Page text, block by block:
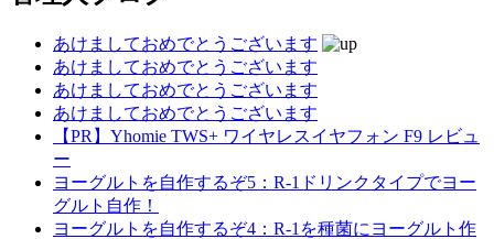
あけましておめでとうございます
あけましておめでとうございます
あけましておめでとうございます
あけましておめでとうございます
【PR】Yhomie TWS+ ワイヤレスイヤフォン F9 レビュ
ー
ヨーグルトを自作するぞ5：R-1ドリンクタイプでヨー
グルト自作！
ヨーグルトを自作するぞ4：R-1を種菌にヨーグルト作